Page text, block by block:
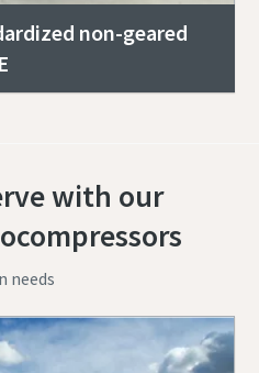
non-geared
with our
needs